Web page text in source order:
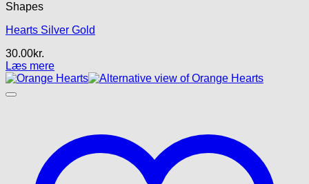
Shapes
Hearts Silver Gold
30.00kr.
Læs mere